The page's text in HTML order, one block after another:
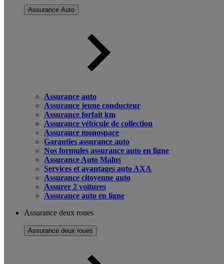
Assurance Auto
Assurance auto
Assurance jeune conducteur
Assurance forfait km
Assurance véhicule de collection
Assurance monospace
Garanties assurance auto
Nos formules assurance auto en ligne
Assurance Auto Malus
Services et avantages auto AXA
Assurance citoyenne auto
Assurer 2 voitures
Assurance auto en ligne
Assurance deux roues
Assurance deux roues